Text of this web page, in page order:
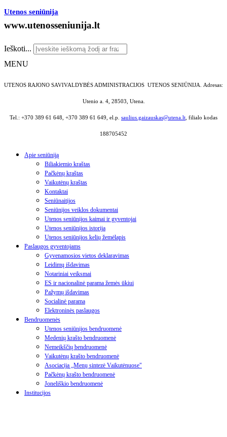
Utenos seniūnija
www.utenosseniunija.lt
Ieškoti...
MENU
UTENOS RAJONO SAVIVALDYBĖS ADMINISTRACIJOS UTENOS SENIŪNIJA. Adresas:
Utenio a. 4, 28503, Utena.
Tel.: +370 389 61 648, +370 389 61 649, el.p. saulius.gaizauskas@utena.lt, filialo kodas
188705452
Apie seniūniją
Biliakiemio kraštas
Pačkėnų kraštas
Vaikutėnų kraštas
Kontaktai
Seniūnaitijos
Seniūnijos veiklos dokumentai
Utenos seniūnijos kaimai ir gyventojai
Utenos seniūnijos istorija
Utenos seniūnijos kelių žemėlapis
Paslaugos gyventojams
Gyvenamosios vietos deklaravimas
Leidimų išdavimas
Notariniai veiksmai
ES ir nacionalinė parama žemės ūkiui
Pažymų išdavimas
Socialinė parama
Elektroninės paslaugos
Bendruomenės
Utenos seniūnijos bendruomenė
Medenių krašto bendruomenė
Nemeikščių bendruomenė
Vaikutėnų krašto bendruomenė
Asociacija „Menų sintezė Vaikutėnuose"
Pačkėnų krašto bendruomenė
Joneliškio bendruomenė
Institucijos